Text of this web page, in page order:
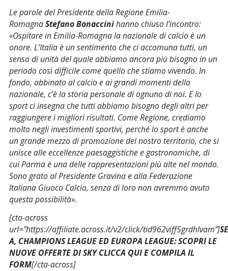
Le parole del Presidente della Regione Emilia-
RomagnaStefano Bonaccinihanno chiuso l’incontro:
«Ospitare in Emilia-Romagna la nazionale di calcio è un
onore. L’Italia è un sentimento che ci accomuna tutti, un
senso di unità del quale abbiamo ancora più bisogno in un
periodo così difficile come quello che stiamo vivendo. In
fondo, abbinato al calcio e ai grandi momenti della
nazionale, c’è la storia personale di ognuno di noi. E lo
sport ci insegna che tutti abbiamo bisogno degli altri per
raggiungere i migliori risultati. Come Regione, crediamo
molto negli investimenti sportivi, perché lo sport è anche
un grande mezzo di promozione del nostro territorio, che si
unisce alle eccellenze paesaggistiche e gastronomiche, di
cui Parma è una delle rappresentazioni più alte nel mondo.
Sono grato al Presidente Gravina e alla Federazione
Italiana Giuoco Calcio, senza di loro non avremmo avuto
questa possibilità».
[cta-across
url=”https://affiliate.across.it/v2/click/tid962viff5grdhlvam”]
A, CHAMPIONS LEAGUE ED EUROPA LEAGUE: SCOPRI LE
NUOVE OFFERTE DI SKY CLICCA QUI E COMPILA IL
FORM[/cta-across]